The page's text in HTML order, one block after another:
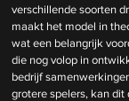
verschillende soorten
maakt het model in
wat een belangrijk
die nog volop in
bedrijf
grotere spelers, kan dit